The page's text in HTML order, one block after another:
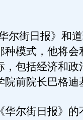
街日报》和道
模式，他将会
包括经济和政
院前院长巴格迪
尔街日报》的